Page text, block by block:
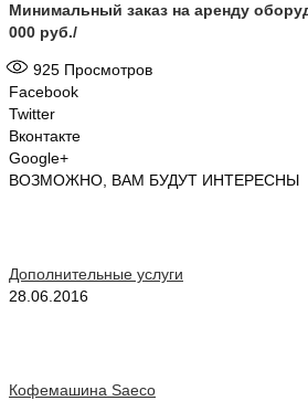
Минимальный заказ на аренду
000 руб./
925 Просмотров
Facebook
Twitter
Вконтакте
Google+
ВОЗМОЖНО, ВАМ БУДУТ ИНТЕРЕСНЫ
Дополнительные услуги
28.06.2016
Кофемашина Saeco